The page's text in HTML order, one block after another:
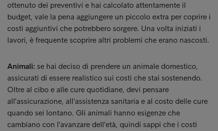
ottenuto dei preventivi e hai calcolato attentamente il
budget, vale la pena aggiungere un piccolo extra per coprire i
costi aggiuntivi che potrebbero sorgere. Una volta iniziati i
lavori, è frequente scoprire altri problemi che erano nascosti.
Animali: se hai deciso di prendere un animale domestico,
assicurati di essere realistico sui costi che stai sostenendo.
Oltre al cibo e alle cure quotidiane, devi pensare
all'assicurazione, all'assistenza sanitaria e al costo delle cure
quando sei lontano. Gli animali hanno esigenze che
cambiano con l'avanzare dell'età, quindi sappi che i costi